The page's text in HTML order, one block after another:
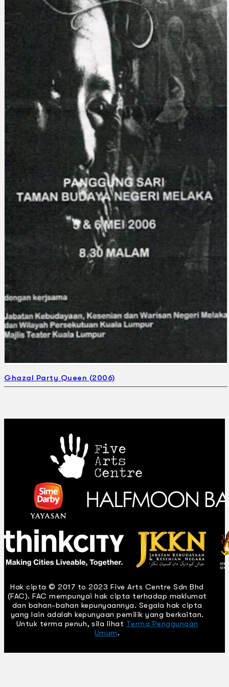
Gelintar
Ghazal Party Queen (2006)
Hak cipta © 2017 to 2023 Five Arts Centre Sdn Bhd
(FAC). FAC mempunyai hak cipta terhadap maklumat
dan bahan-bahan kepunyaannya. Segala hak cipta
yang lain adalah kepunyaan pemilik yang berkaitan.
Untuk terma penuh, sila lihat Terma Penggunaan
Umum.